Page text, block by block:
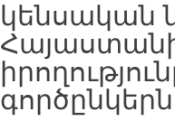
կենսական